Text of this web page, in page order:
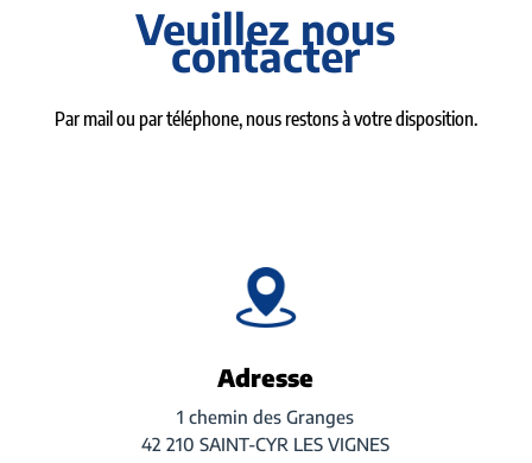
Veuillez nous
contacter
Par mail ou par téléphone, nous restons à votre disposition.
Adresse
1 chemin des Granges
42 210 SAINT-CYR LES VIGNES